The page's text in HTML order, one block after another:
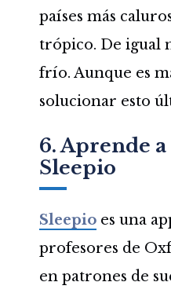
países más
trópico. De igual
frío. Aunque es
solucionar esto
6. Aprende
Sleepio
Sleepioes una
profesores de
en patrones de